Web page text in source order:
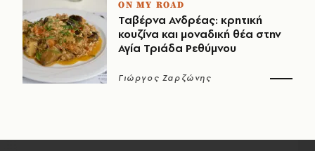
ON MY ROAD
Ταβέρνα Ανδρέας: κρητική
κουζίνα και μοναδική θέα στην
Αγία Τριάδα Ρεθύμνου
Γιώργος Ζαρζώνης